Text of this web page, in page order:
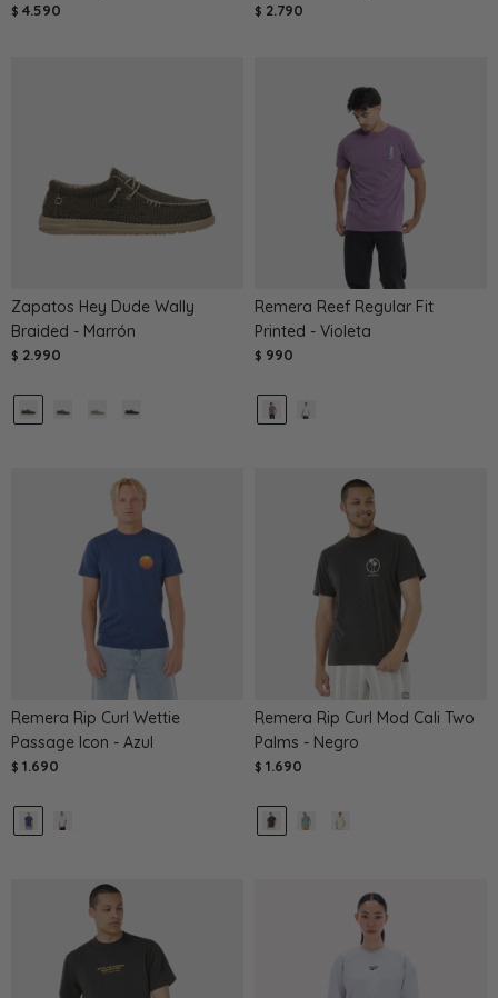
$ 4.590 $ 2.790
Zapatos Hey Dude Wally
Braided - Marrón
$ 2.990
Remera Reef Regular Fit
Printed - Violeta
$ 990
Remera Rip Curl Wettie
Passage Icon - Azul
$ 1.690
Remera Rip Curl Mod Cali Two
Palms - Negro
$ 1.690